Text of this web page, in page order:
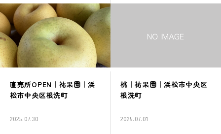
直売所OPEN｜祐果園｜浜
松市中央区根洗町
2025.07.30
桃｜祐果園｜浜松市中央区
根洗町
2025.07.01